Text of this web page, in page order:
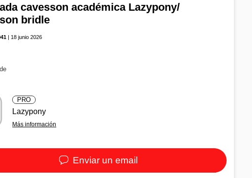
cavesson académica Lazypony/
bridle
| 18 junio 2026
PRO
Lazypony
Más información
Enviar un email